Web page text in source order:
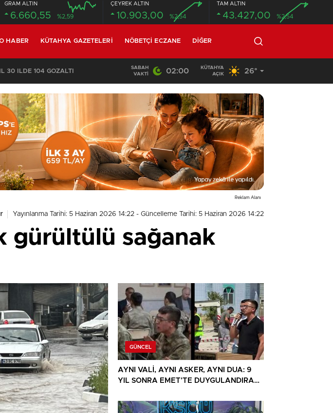
GRAM ALTIN
6.660,55 %2,59
ÇEYREK ALTIN
10.903,00 %2,54
TAM ALTIN
43.427,00 %2,54
HABER KÜTAHYA GAZETELERI NÖBETÇI ECZANE DIĞER
30 İLDE 104 GÖZALTI 02:03 /
SABAH
VAKTI
02:00
KÜTAHYA
AÇIK
26°
Reklam Alanı
Yayınlanma Tarihi: 5 Haziran 2026 14:22 - Güncelleme Tarihi: 5 Haziran 2026 14:22
gürültülü sağanak
GÜNCEL
AYNI VALİ, AYNI ASKER, AYNI DUA: 9
YIL SONRA EMET’TE DUYGULANDIRAN